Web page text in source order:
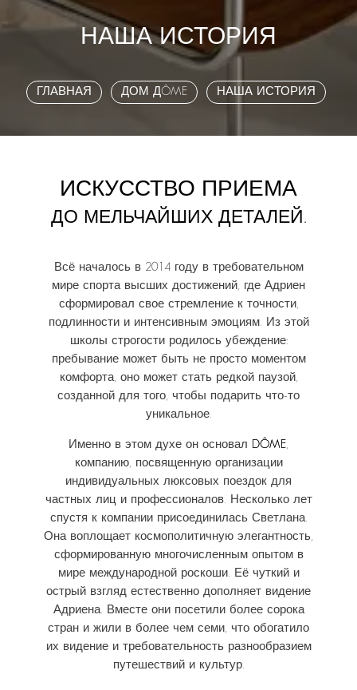
НАША ИСТОРИЯ
ГЛАВНАЯ ДОМ ДÔME НАША ИСТОРИЯ
ИСКУССТВО ПРИЕМА
ДО МЕЛЬЧАЙШИХ ДЕТАЛЕЙ.
Всё началось в 2014 году в требовательном
мире спорта высших достижений, где Адриен
сформировал свое стремление к точности,
подлинности и интенсивным эмоциям. Из этой
школы строгости родилось убеждение:
пребывание может быть не просто моментом
комфорта, оно может стать редкой паузой,
созданной для того, чтобы подарить что-то
уникальное.
Именно в этом духе он основал DÔME,
компанию, посвященную организации
индивидуальных люксовых поездок для
частных лиц и профессионалов. Несколько лет
спустя к компании присоединилась Светлана.
Она воплощает космополитичную элегантность,
сформированную многочисленным опытом в
мире международной роскоши. Её чуткий и
острый взгляд естественно дополняет видение
Адриена. Вместе они посетили более сорока
стран и жили в более чем семи, что обогатило
их видение и требовательность разнообразием
путешествий и культур.